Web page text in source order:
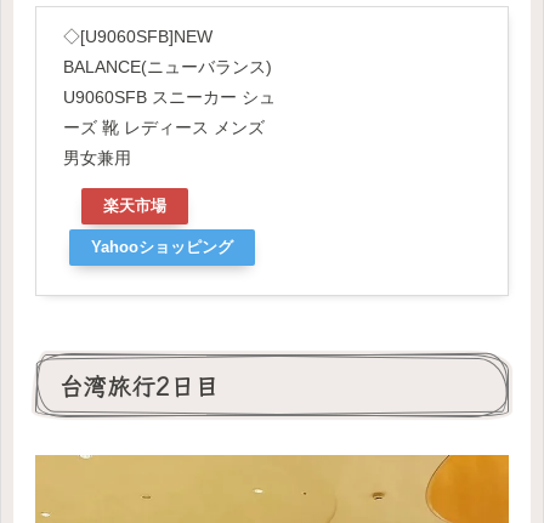
◇[U9060SFB]NEW
BALANCE(ニューバランス)
U9060SFB スニーカー シュ
ーズ 靴 レディース メンズ
男女兼用
楽天市場
Yahooショッピング
台湾旅行2日目